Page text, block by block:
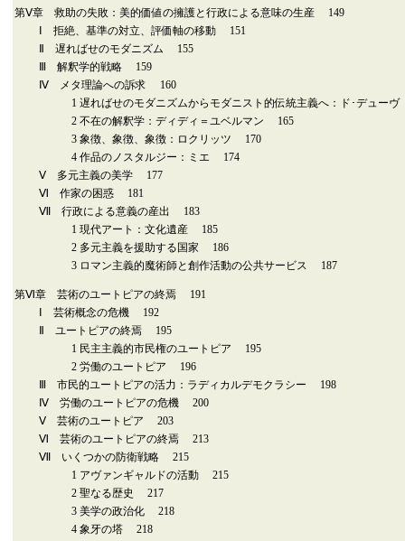
第Ⅴ章 救助の失敗：美的価値の擁護と行政による意味の生産 149
Ⅰ 拒絶、基準の対立、評価軸の移動 151
Ⅱ 遅ればせのモダニズム 155
Ⅲ 解釈学的戦略 159
Ⅳ メタ理論への訴求 160
1 遅ればせのモダニズムからモダニスト的伝統主義へ：ド･デュー
2 不在の解釈学：ディディ＝ユベルマン 165
3 象徴、象徴、象徴：ロクリッツ 170
4 作品のノスタルジー：ミエ 174
Ⅴ 多元主義の美学 177
Ⅵ 作家の困惑 181
Ⅶ 行政による意義の産出 183
1 現代アート：文化遺産 185
2 多元主義を援助する国家 186
3 ロマン主義的魔術師と創作活動の公共サービス 187
第Ⅵ章 芸術のユートピアの終焉 191
Ⅰ 芸術概念の危機 192
Ⅱ ユートピアの終焉 195
1 民主主義的市民権のユートピア 195
2 労働のユートピア 196
Ⅲ 市民的ユートピアの活力：ラディカルデモクラシー 198
Ⅳ 労働のユートピアの危機 200
Ⅴ 芸術のユートピア 203
Ⅵ 芸術のユートピアの終焉 213
Ⅶ いくつかの防衛戦略 215
1 アヴァンギャルドの活動 215
2 聖なる歴史 217
3 美学の政治化 218
4 象牙の塔 218